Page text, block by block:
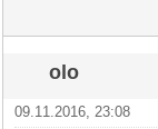
olo
09.11.2016, 23:08